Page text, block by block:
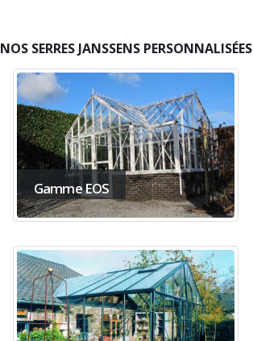
NOS SERRES JANSSENS PERSONNALISÉES
Gamme EOS